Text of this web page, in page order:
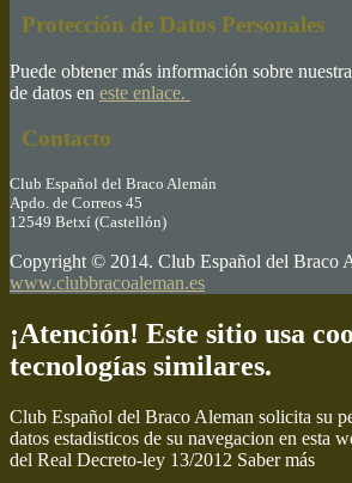
Protección de Datos Personales
Puede obtener más información sobre
de datos en este enlace.
Contacto
Club Español del Braco Alemán
Apdo. de Correos 45
12549 Betxí (Castellón)
Copyright © 2014. Club Español del Braco
www.clubbracoaleman.es
¡Atención! Este sitio usa
tecnologías similares.
Club Español del Braco Aleman solicita su
datos estadisticos de su navegacion en esta
del Real Decreto-ley 13/2012 Saber más